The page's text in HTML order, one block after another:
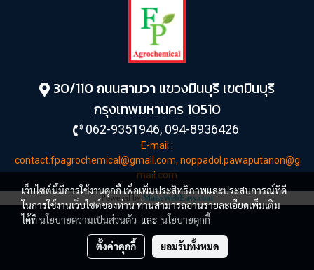
30/110 ถนนสามวา แขวงมีนบุรี เขตมีนบุรี
กรุงเทพมหานคร 10510
062-9351946, 094-8936426
E-mail :
contact.fpagrochemical@gmail.com, noppadol.pawaputanon@g
mail.com
Powered by MakeWebEasy.com
เว็บไซต์นี้มีการใช้งานคุกกี้ เพื่อเพิ่มประสิทธิภาพและประสบการณ์ที่ดี
ในการใช้งานเว็บไซต์ของท่าน ท่านสามารถอ่านรายละเอียดเพิ่มเติม
ได้ที่นโยบายความเป็นส่วนตัว และ นโยบายคุกกี้
ตั้งค่าคุกกี้ ยอมรับทั้งหมด